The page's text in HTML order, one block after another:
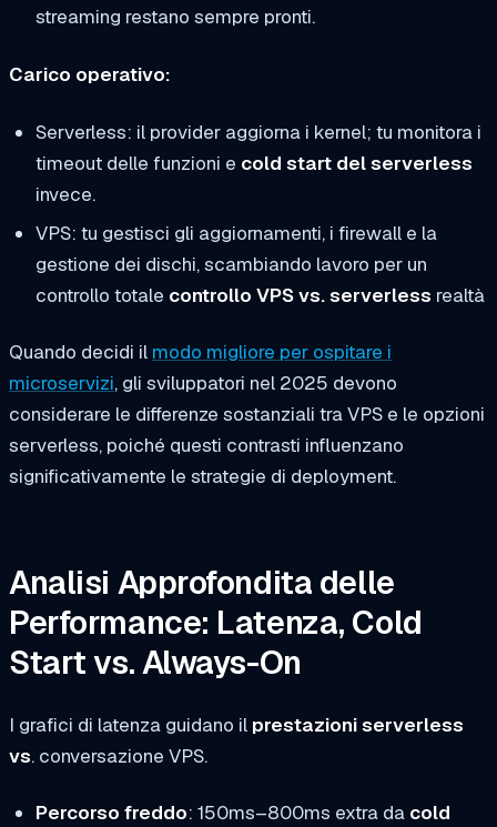
streaming restano sempre pronti.
Carico operativo:
Serverless: il provider aggiorna i kernel; tu monitora i
timeout delle funzioni e cold start del serverless
invece.
VPS: tu gestisci gli aggiornamenti, i firewall e la
gestione dei dischi, scambiando lavoro per un
controllo totale controllo VPS vs. serverless realtà
Quando decidi il modo migliore per ospitare i
microservizi, gli sviluppatori nel 2025 devono
considerare le differenze sostanziali tra VPS e le opzioni
serverless, poiché questi contrasti influenzano
significativamente le strategie di deployment.
Analisi Approfondita delle
Performance: Latenza, Cold
Start vs. Always-On
I grafici di latenza guidano il prestazioni serverless
vs. conversazione VPS.
Percorso freddo: 150ms–800ms extra da cold